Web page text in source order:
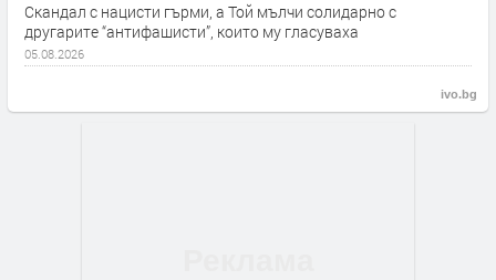
Скандал с нацисти гърми, а Той мълчи солидарно с
другарите “антифашисти”, които му гласуваха
05.08.2026
ivo.bg